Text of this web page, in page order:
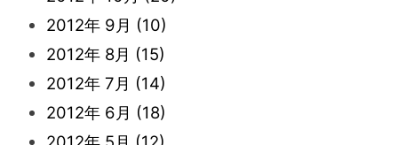
2015年 6月 (9)
2015年 5月 (7)
2015年 4月 (8)
2015年 3月 (10)
2015年 2月 (6)
2014年 7月 (16)
2014年 6月 (23)
2014年 5月 (14)
2014年 4月 (8)
2014年 3月 (6)
2013年 8月 (11)
2013年 7月 (13)
2013年 6月 (10)
2013年 5月 (11)
2013年 4月 (11)
2012年 9月 (10)
2012年 8月 (15)
2012年 7月 (14)
2012年 6月 (18)